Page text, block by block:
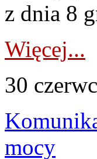
z dnia 8
Więcej...
30
mocy